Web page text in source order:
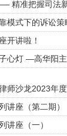
模式下的诉讼策
开讲啦！
师沙龙2023年
讲座（第二期）
讲座（一）